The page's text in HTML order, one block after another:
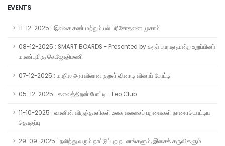
EVENTS
11-12-2025 : இலவச கண் மற்றும் பல் பரிசோதனை முகாம்
08-12-2025 : SMART BOARDS - Presented by கரூர் பாராளுமன்ற உறுப்பினர்
மாண்புமிகு செ.ஜோதிமணி
07-12-2025 : மாநில அளவிலான குறள் வினாடி வினாப் போட்டி
05-12-2025 : கலைத்திறன் போட்டி - Leo Club
11-10-2025 : வானின் விருந்தாளிகள் உலக வலசைப் பறவைகள் நாளையொட்டிய
தொகுப்பு
29-09-2025 : நலிந்து வரும் நாட்டுப்புற நடனங்களும், இசைக் கருவிகளும்